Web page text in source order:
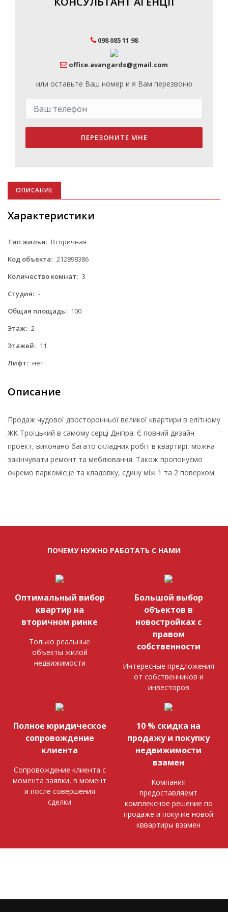
098 085 11 98
office.avangards@gmail.com
или оставьте Ваш номер и я Вам перезвоню
ПЕРЕЗОНИТЕ МНЕ
ОПИСАНИЕ
Характеристики
Тип жилья: Вторичная
Код объекта: 212898386
Количество комнат: 3
Студия: -
Общая площадь: 100
Этаж: 2
Этажей: 11
Лифт: нет
Описание
Продаж чудової двосторонньої великої квартири в елітному
ЖК Троїцький в самому серці Дніпра. Є повний дизайн
проект, виконано багато складних робіт в квартирі, можна
закінчувати ремонт та меблювання. Також пропонуємо
окремо паркомісце та кладовку, єдину між 1 та 2 поверхом.
ПОЧЕМУ НУЖНО РАБОТАТЬ С НАМИ
Оптимальный вибор
квартир на
вторичном ринке
Только реальные
объекты жилой
недвижимости
Большой выбор
объектов в
новостройках с
правом
собственности
Интересные предложения
от собственников и
инвесторов
Полное юридическое
сопровождение
клиента
Сопровождение клиента с
момента заявки, в момент
и после совершения
сделки
10 % скидка на
продажу и покупку
недвижимости
взамен
Компания
предоставляемт
комплексное решение по
продаже и покупке новой
кввартиры взамен